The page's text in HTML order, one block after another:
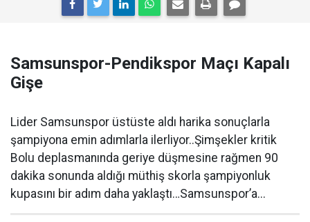
Samsunspor-Pendikspor Maçı Kapalı
Gişe
Lider Samsunspor üstüste aldı harika sonuçlarla
şampiyona emin adımlarla ilerliyor..Şimşekler kritik
Bolu deplasmanında geriye düşmesine rağmen 90
dakika sonunda aldığı müthiş skorla şampiyonluk
kupasını bir adım daha yaklaştı…Samsunspor’a...